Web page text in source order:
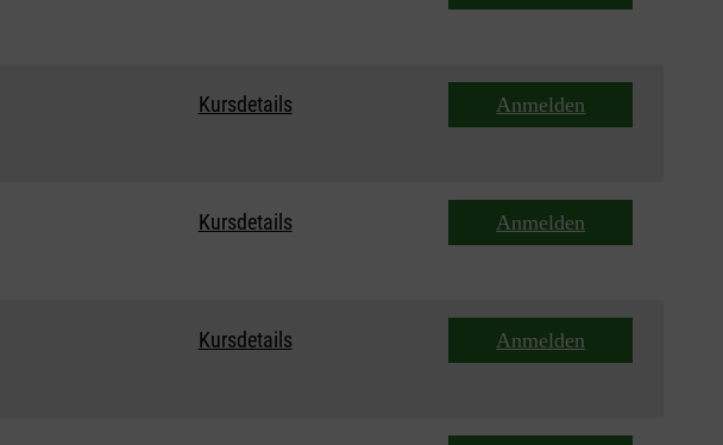
Kursdetails Anmelden
Kursdetails Anmelden
Kursdetails Anmelden